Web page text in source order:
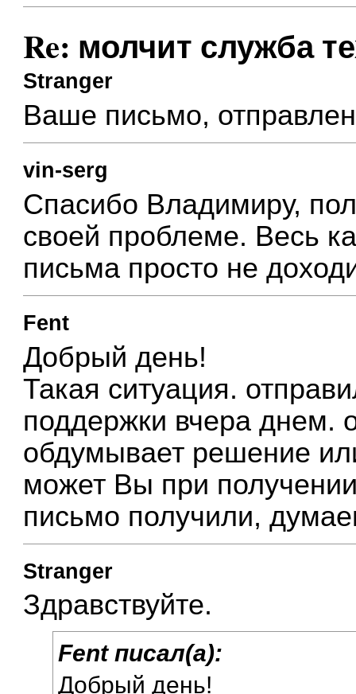
Re: молчит служба
Stranger
Ваше письмо,
vin-serg
Спасибо Владимиру,
своей проблеме. Весь
письма просто не
Fent
Добрый день!
Такая ситуация.
поддержки вчера днем.
обдумывает решение
может Вы при
письмо получили,
Stranger
Здравствуйте.
Fent писал(а):
Добрый день!